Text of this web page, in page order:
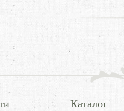
Каталог